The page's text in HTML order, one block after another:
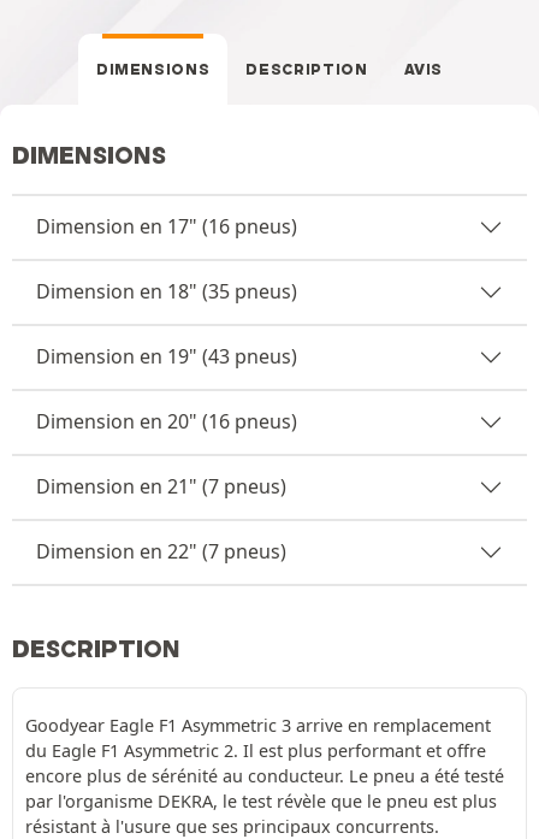
DIMENSIONS DESCRIPTION AVIS
DIMENSIONS
Dimension en 17" (16 pneus)
Dimension en 18" (35 pneus)
Dimension en 19" (43 pneus)
Dimension en 20" (16 pneus)
Dimension en 21" (7 pneus)
Dimension en 22" (7 pneus)
DESCRIPTION
Goodyear Eagle F1 Asymmetric 3 arrive en remplacement
du Eagle F1 Asymmetric 2. Il est plus performant et offre
encore plus de sérénité au conducteur. Le pneu a été testé
par l'organisme DEKRA, le test révèle que le pneu est plus
résistant à l'usure que ses principaux concurrents.